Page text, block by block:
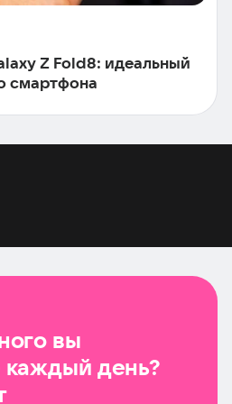
Z Fold8: идеальный
смартфона
вы
каждый день?